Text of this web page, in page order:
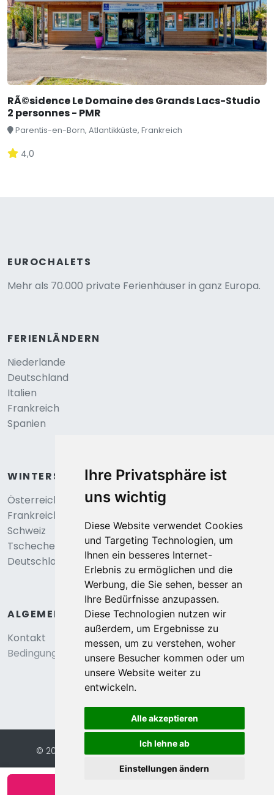
Ihre Privatsphäre ist
uns wichtig
Diese Website verwendet Cookies
und Targeting Technologien, um
Ihnen ein besseres Internet-
Erlebnis zu ermöglichen und die
Werbung, die Sie sehen, besser an
Ihre Bedürfnisse anzupassen.
Diese Technologien nutzen wir
außerdem, um Ergebnisse zu
messen, um zu verstehen, woher
unsere Besucher kommen oder um
unsere Website weiter zu
entwickeln.
Alle akzeptieren
Ich lehne ab
Einstellungen ändern
RÃ©sidence Le Domaine des Grands Lacs-Studio
2 personnes - PMR
Parentis-en-Born, Atlantikküste, Frankreich
4,0
EUROCHALETS
Mehr als 70.000 private Ferienhäuser in ganz Europa.
FERIENLÄNDERN
Niederlande
Deutschland
Italien
Frankreich
Spanien
WINTERSPORT
Österreich
Frankreich
Schweiz
Tschechei
Deutschland
ALGEMEIN
Kontakt
Bedingungen und konditionen
© 2026 Eurochalets | Website von FalcoTravel
Sichere Online-Bezahlung mit